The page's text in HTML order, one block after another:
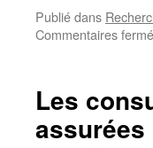
Publié dans
Commentaires
Les